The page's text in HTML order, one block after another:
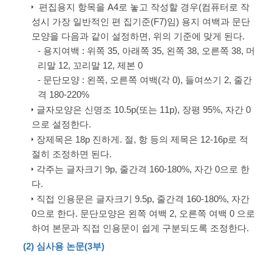
편집용지 항목을 A4로 놓고 작성할 경우(컴퓨터로 작
성시 가장 일반적인 편 집기준(F7)임) 용지 여백과 문단
모양을 다음과 같이 설정하면, 위의 기준에 맞게 된다.
- 용지여백 : 위쪽 35, 아래쪽 35, 왼쪽 38, 오른쪽 38, 머
리말 12, 꼬리말 12, 제본 0
- 문단모양 : 왼쪽, 오른쪽 여백(각 0), 들여쓰기 2, 줄간
격 180-220%
글자모양은 신명조 10.5p(또는 11p), 장평 95%, 자간 0
으로 설정한다.
장제목은 18p 진하게. 절, 항 등의 제목은 12-16p로 적
절히 조정하면 된다.
각주는 글자크기 9p, 줄간격 160-180%, 자간 0으로 한
다.
직접 인용문은 글자크기 9.5p, 줄간격 160-180%, 자간
0으로 한다. 문단모양은 왼쪽 여백 2, 오른쪽 여백 0 으로
하여 본문과 직접 인용문이 쉽게 구분되도록 조정한다.
(2) 심사용 논문(3부)